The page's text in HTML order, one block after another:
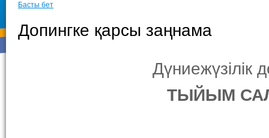
Басты бет
Допингке қарсы заңнама
Дүниежүзілік
ТЫЙЫМ